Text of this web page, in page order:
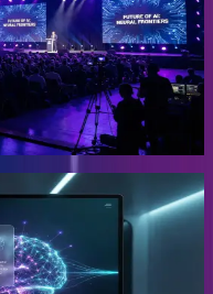
und Marketing auf eine
Vaynerchuk als Gast in
Aufzeichnungen als